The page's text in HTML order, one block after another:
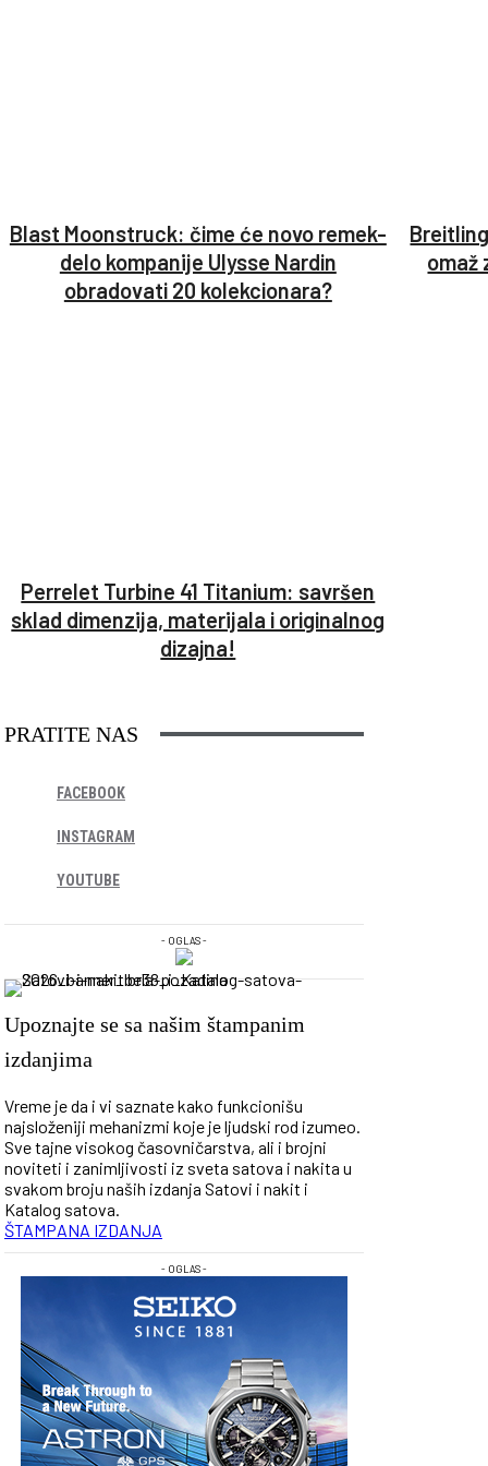
Blast Moonstruck: čime će novo remek-
delo kompanije Ulysse Nardin
obradovati 20 kolekcionara?
omaž
Perrelet Turbine 41 Titanium: savršen
sklad dimenzija, materijala i originalnog
dizajna!
PRATITE NAS
FACEBOOK
INSTAGRAM
YOUTUBE
- OGLAS -
Upoznajte se sa našim štampanim
izdanjima
Vreme je da i vi saznate kako funkcionišu
najsloženiji mehanizmi koje je ljudski rod izumeo.
Sve tajne visokog časovničarstva, ali i brojni
noviteti i zanimljivosti iz sveta satova i nakita u
svakom broju naših izdanja Satovi i nakit i
Katalog satova.
ŠTAMPANA IZDANJA
- OGLAS -